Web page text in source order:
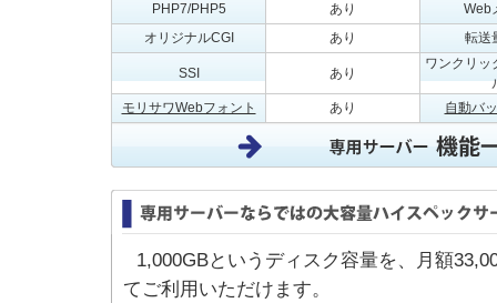
PHP7/PHP5
あり
Web
オリジナルCGI
あり 転送
SSI あり
ワンクリッ
モリサワWebフォント
あり 自動バ
1,000GBというディスク容量を、月額
てご利用いただけます。